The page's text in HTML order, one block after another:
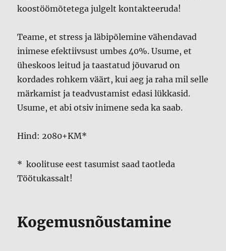
koostöömõtetega julgelt kontakteeruda!
Teame, et stress ja läbipõlemine vähendavad
inimese efektiivsust umbes 40%. Usume, et
üheskoos leitud ja taastatud jõuvarud on
kordades rohkem väärt, kui aeg ja raha mil selle
märkamist ja teadvustamist edasi lükkasid.
Usume, et abi otsiv inimene seda ka saab.
Hind: 2080+KM*
* koolituse eest tasumist saad taotleda
Töötukassalt!
Kogemusnõustamine